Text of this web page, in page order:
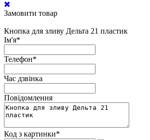
Замовити товар
Кнопка для зливу Дельта 21 пластик
Ім'я*
Телефон*
Час дзвінка
Повідомлення
Код з картинки*